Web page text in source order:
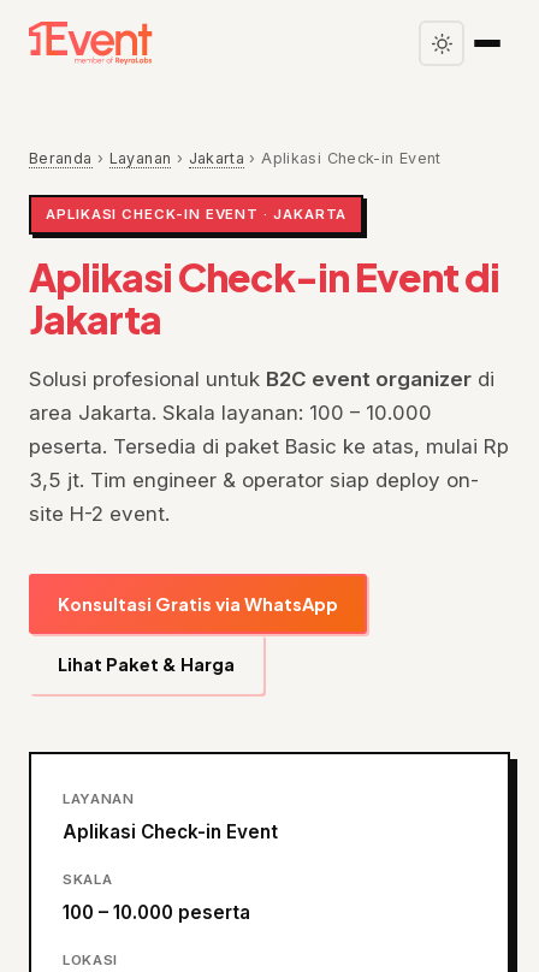
Beranda › Layanan › Jakarta ›Aplikasi Check-in Event
APLIKASI CHECK-IN EVENT · JAKARTA
Aplikasi Check-in Event di
Jakarta
Solusi profesional untuk B2C event organizer di
area Jakarta. Skala layanan: 100 – 10.000
peserta. Tersedia di paket Basic ke atas, mulai Rp
3,5 jt. Tim engineer & operator siap deploy on-
site H-2 event.
Konsultasi Gratis via WhatsApp
Lihat Paket & Harga
LAYANAN
Aplikasi Check-in Event
SKALA
100 – 10.000 peserta
LOKASI